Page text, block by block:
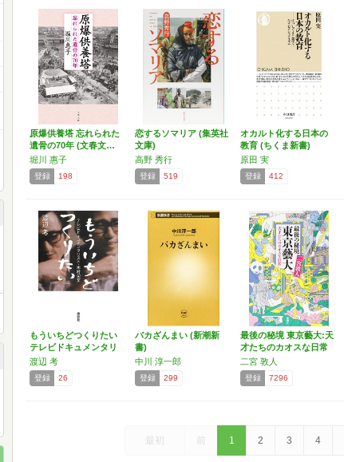
原爆供養塔 忘れられた
遺骨の70年 (文春文…
堀川 惠子
登録 198
恋するソマリア (集英社
文庫)
高野 秀行
登録 519
オカルト化する日本の
教育 (ちくま新書)
原田 実
登録 412
もういちどつくりたい
テレビドキュメンタリ
ス…
渡辺 考
登録 26
バカざんまい (新潮新
書)
中川 淳一郎
登録 299
最後の秘境 東京藝大:天
才たちのカオスな日常
二宮 敦人
登録 7296
最初 前 1 2 3 4